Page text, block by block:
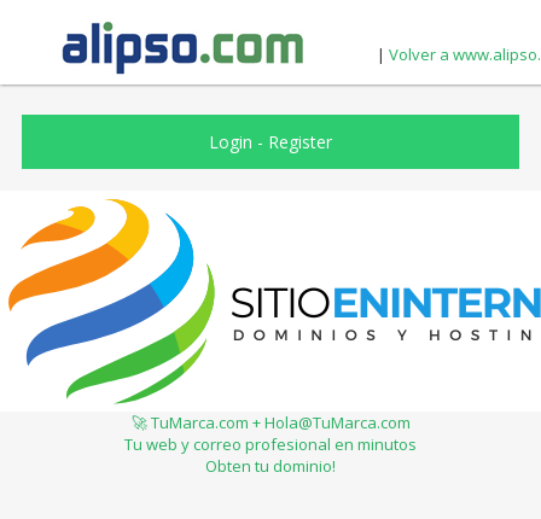
| Volver a
Login - Register
🚀 TuMarca.com + Hola@TuMarca.com
Tu web y correo profesional en minutos
Obten tu dominio!